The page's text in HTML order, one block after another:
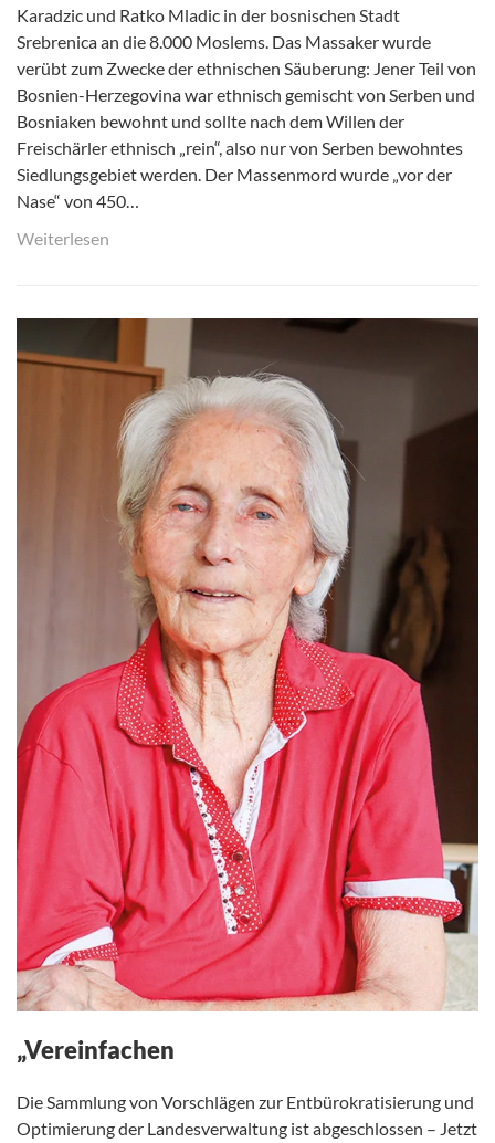
Karadzic und Ratko Mladic in der bosnischen Stadt
Srebrenica an die 8.000 Moslems. Das Massaker wurde
verübt zum Zwecke der ethnischen Säuberung: Jener Teil von
Bosnien-Herzegovina war ethnisch gemischt von Serben und
Bosniaken bewohnt und sollte nach dem Willen der
Freischärler ethnisch „rein“, also nur von Serben bewohntes
Siedlungsgebiet werden. Der Massenmord wurde „vor der
Nase“ von 450…
Weiterlesen
„Vereinfachen
Die Sammlung von Vorschlägen zur Entbürokratisierung und
Optimierung der Landesverwaltung ist abgeschlossen – Jetzt